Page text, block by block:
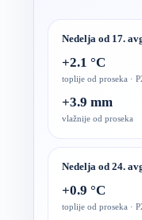
Nedelja od 17.
+2.1 °C
toplije od proseka ·
+3.9 mm
vlažnije od proseka
Nedelja od 24.
+0.9 °C
toplije od proseka ·